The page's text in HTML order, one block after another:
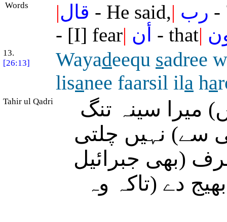
Words |قال - He said,| رب -
- [I] fear| أن - that|
13.
[26:13]
Wayadeequ sadree
lisanee faarsil ila ha
Tahir ul Qadri
میرا سینہ تنگ
سے) نہیں چلتی
(بھی جبرائیل
دے (تاکہ وہ